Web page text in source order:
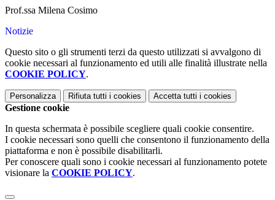
Prof.ssa Milena Cosimo
Notizie
Questo sito o gli strumenti terzi da questo utilizzati si avvalgono di
cookie necessari al funzionamento ed utili alle finalità illustrate nella
COOKIE POLICY.
Personalizza Rifiuta tutti i cookies Accetta tutti i cookies
Gestione cookie
In questa schermata è possibile scegliere quali cookie consentire.
I cookie necessari sono quelli che consentono il funzionamento della
piattaforma e non è possibile disabilitarli.
Per conoscere quali sono i cookie necessari al funzionamento potete
visionare la COOKIE POLICY.